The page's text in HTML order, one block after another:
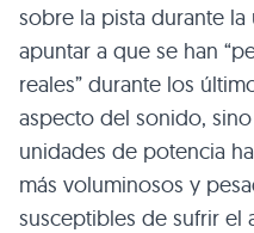
sobre la pista durante
apuntar a que se han
reales” durante los
aspecto del sonido,
unidades de potencia
más voluminosos y
susceptibles de sufrir el